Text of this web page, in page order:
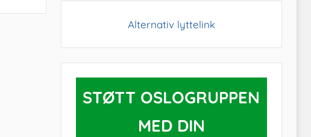
Alternativ lyttelink
STØTT OSLOGRUPPEN
MED DIN